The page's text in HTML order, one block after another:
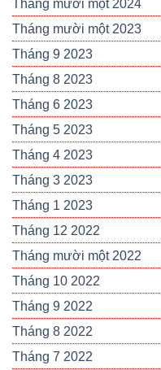
Tháng mười một 2024
Tháng mười một 2023
Tháng 9 2023
Tháng 8 2023
Tháng 6 2023
Tháng 5 2023
Tháng 4 2023
Tháng 3 2023
Tháng 1 2023
Tháng 12 2022
Tháng mười một 2022
Tháng 10 2022
Tháng 9 2022
Tháng 8 2022
Tháng 7 2022